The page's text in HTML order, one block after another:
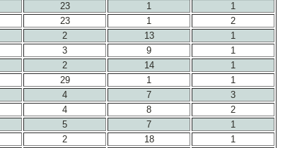
23 1
1
23 1
2
2 13
1
3 9
1
2 14
1
29 1
1
4 7
3
4 8
2
5 7
1
2 18
1